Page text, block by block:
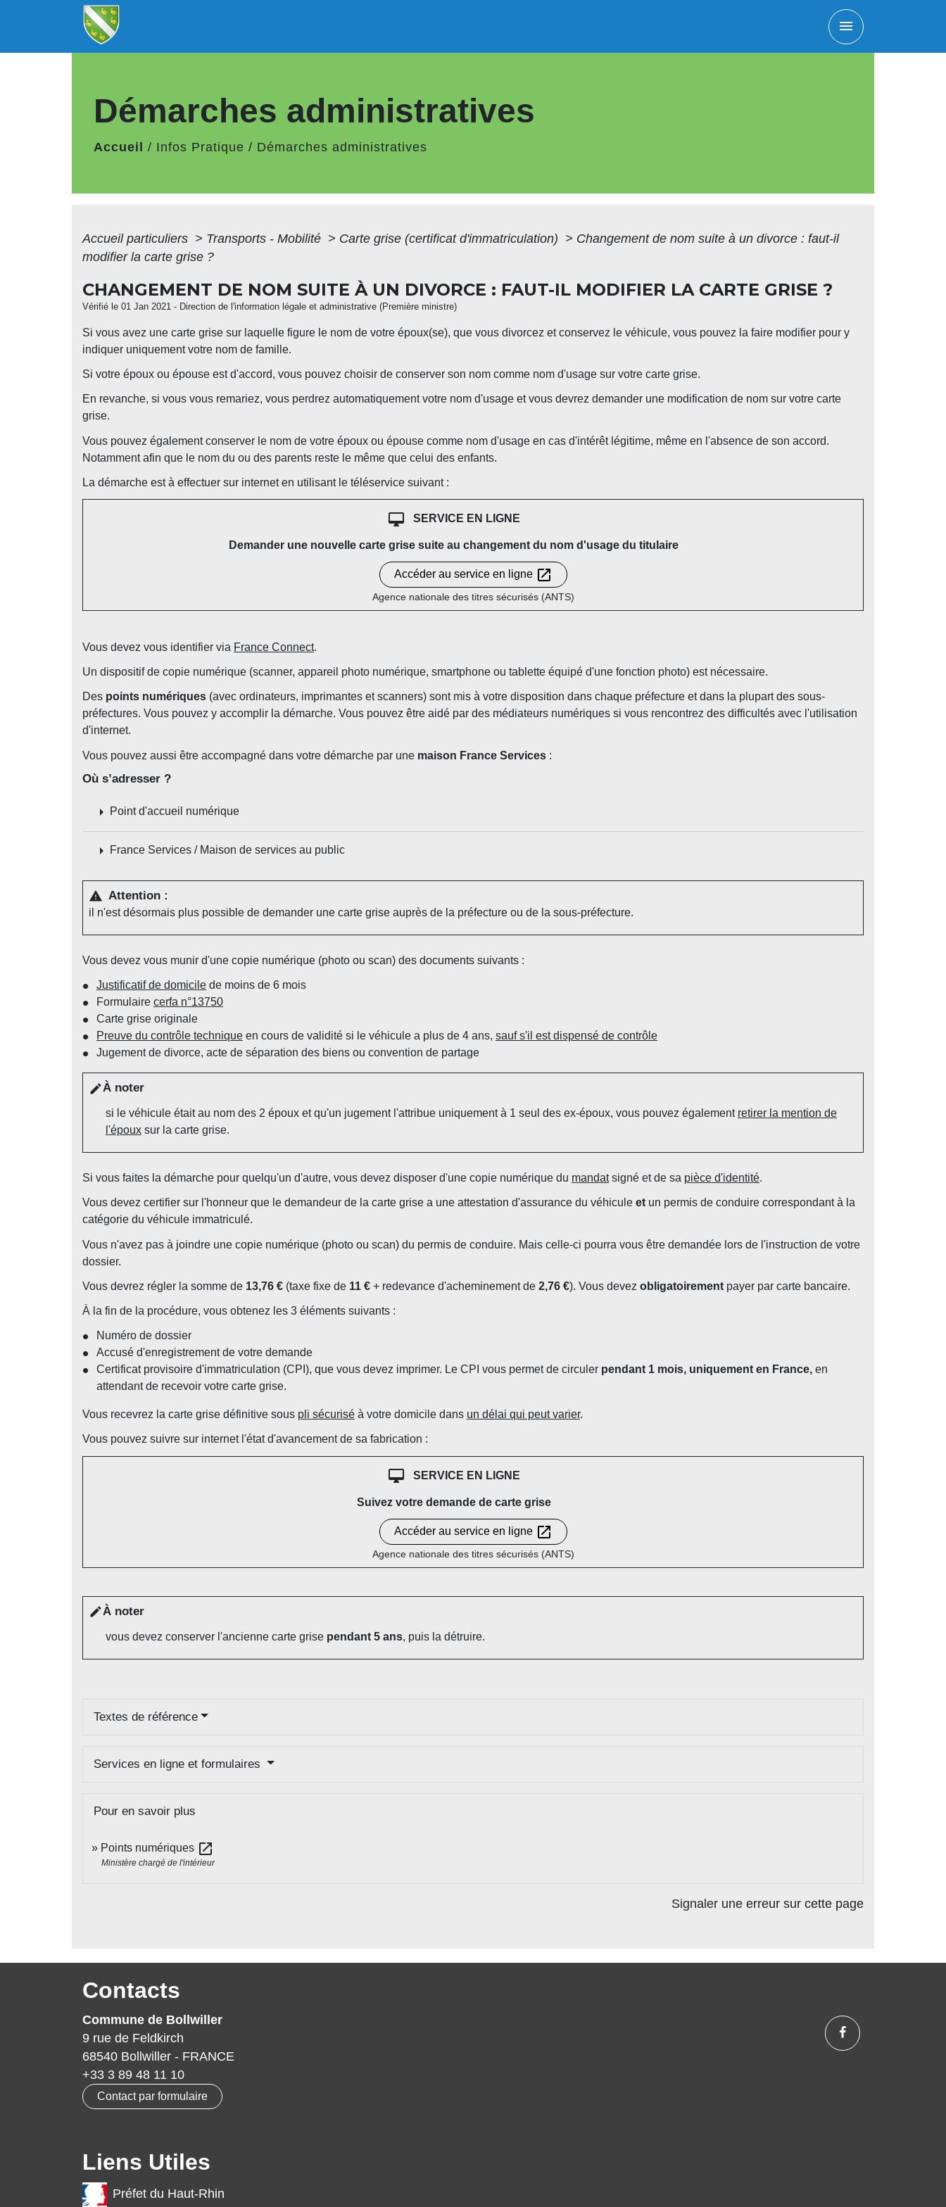
menu
Démarches administratives
Accueil / Infos Pratique / Démarches administratives
Accueil particuliers > Transports - Mobilité > Carte grise (certificat d'immatriculation) > Changement de nom suite à un divorce : faut-il
modifier la carte grise ?
CHANGEMENT DE NOM SUITE À UN DIVORCE : FAUT-IL MODIFIER LA CARTE GRISE ?
Vérifié le 01 Jan 2021 - Direction de l'information légale et administrative (Première ministre)
Si vous avez une carte grise sur laquelle figure le nom de votre époux(se), que vous divorcez et conservez le véhicule, vous pouvez la faire modifier pour y
indiquer uniquement votre nom de famille.
Si votre époux ou épouse est d'accord, vous pouvez choisir de conserver son nom comme nom d'usage sur votre carte grise.
En revanche, si vous vous remariez, vous perdrez automatiquement votre nom d'usage et vous devrez demander une modification de nom sur votre carte
grise.
Vous pouvez également conserver le nom de votre époux ou épouse comme nom d'usage en cas d'intérêt légitime, même en l'absence de son accord.
Notamment afin que le nom du ou des parents reste le même que celui des enfants.
La démarche est à effectuer sur internet en utilisant le téléservice suivant :
desktop_mac SERVICE EN LIGNE
Demander une nouvelle carte grise suite au changement du nom d'usage du titulaire
Accéder au service en ligne open_in_new
Agence nationale des titres sécurisés (ANTS)
Vous devez vous identifier via France Connect.
Un dispositif de copie numérique (scanner, appareil photo numérique, smartphone ou tablette équipé d'une fonction photo) est nécessaire.
Des points numériques (avec ordinateurs, imprimantes et scanners) sont mis à votre disposition dans chaque préfecture et dans la plupart des sous-
préfectures. Vous pouvez y accomplir la démarche. Vous pouvez être aidé par des médiateurs numériques si vous rencontrez des difficultés avec l'utilisation
d'internet.
Vous pouvez aussi être accompagné dans votre démarche par une maison France Services :
Où s’adresser ?
arrow_right Point d'accueil numérique
arrow_right France Services / Maison de services au public
warning Attention :
il n'est désormais plus possible de demander une carte grise auprès de la préfecture ou de la sous-préfecture.
Vous devez vous munir d'une copie numérique (photo ou scan) des documents suivants :
Justificatif de domicile de moins de 6 mois
Formulaire cerfa n°13750
Carte grise originale
Preuve du contrôle technique en cours de validité si le véhicule a plus de 4 ans, sauf s'il est dispensé de contrôle
Jugement de divorce, acte de séparation des biens ou convention de partage
editÀ noter
si le véhicule était au nom des 2 époux et qu'un jugement l'attribue uniquement à 1 seul des ex-époux, vous pouvez également retirer la mention de
l'époux sur la carte grise.
Si vous faites la démarche pour quelqu'un d'autre, vous devez disposer d'une copie numérique du mandatsigné et de sa pièce d'identité.
Vous devez certifier sur l'honneur que le demandeur de la carte grise a une attestation d'assurance du véhicule et un permis de conduire correspondant à la
catégorie du véhicule immatriculé.
Vous n'avez pas à joindre une copie numérique (photo ou scan) du permis de conduire. Mais celle-ci pourra vous être demandée lors de l'instruction de votre
dossier.
Vous devrez régler la somme de 13,76 € (taxe fixe de 11 € + redevance d'acheminement de 2,76 €). Vous devez obligatoirement payer par carte bancaire.
À la fin de la procédure, vous obtenez les 3 éléments suivants :
Numéro de dossier
Accusé d'enregistrement de votre demande
Certificat provisoire d'immatriculation (CPI), que vous devez imprimer. Le CPI vous permet de circuler pendant 1 mois, uniquement en France, en
attendant de recevoir votre carte grise.
Vous recevrez la carte grise définitive sous pli sécurisé à votre domicile dans un délai qui peut varier.
Vous pouvez suivre sur internet l'état d'avancement de sa fabrication :
desktop_mac SERVICE EN LIGNE
Suivez votre demande de carte grise
Accéder au service en ligne open_in_new
Agence nationale des titres sécurisés (ANTS)
editÀ noter
vous devez conserver l'ancienne carte grise pendant 5 ans, puis la détruire.
Textes de référence
Services en ligne et formulaires
Pour en savoir plus
Points numériques open_in_new
Ministère chargé de l'intérieur
Signaler une erreur sur cette page
Contacts
Commune de Bollwiller
9 rue de Feldkirch
68540 Bollwiller - FRANCE
+33 3 89 48 11 10
Contact par formulaire
Liens Utiles
Préfet du Haut-Rhin